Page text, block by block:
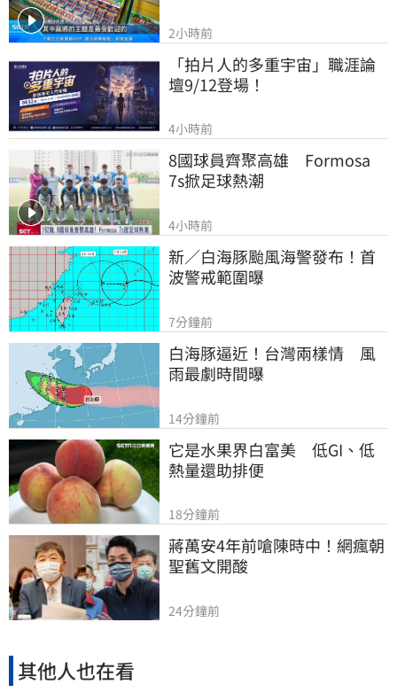
2小時前
「拍片人的多重宇宙」職涯論
壇9/12登場！
4小時前
8國球員齊聚高雄　Formosa
7s掀足球熱潮
4小時前
新／白海豚颱風海警發布！首
波警戒範圍曝
7分鐘前
白海豚逼近！台灣兩樣情　風
雨最劇時間曝
14分鐘前
它是水果界白富美　低GI、低
熱量還助排便
18分鐘前
蔣萬安4年前嗆陳時中！網瘋朝
聖舊文開酸
24分鐘前
其他人也在看